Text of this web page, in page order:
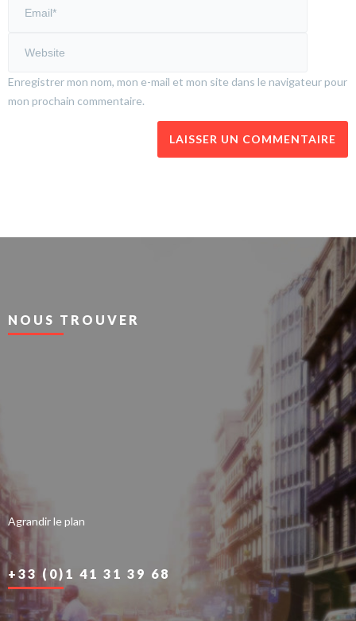
Enregistrer mon nom, mon e-mail et mon site dans le navigateur pour
mon prochain commentaire.
NOUS TROUVER
Agrandir le plan
+33 (0)1 41 31 39 68